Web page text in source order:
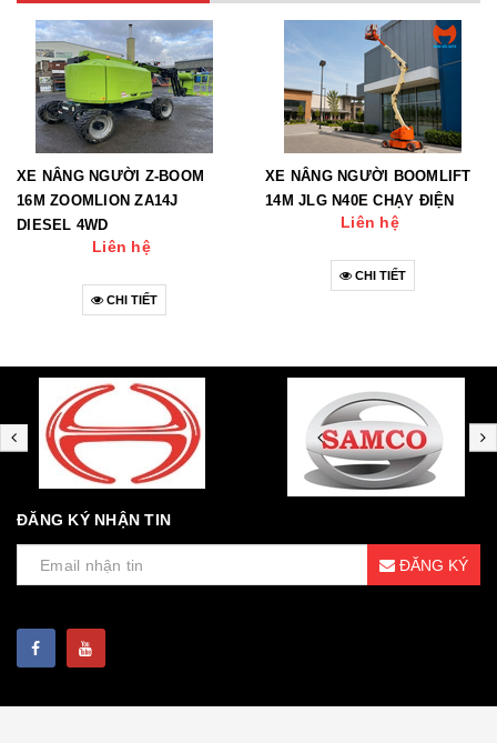
XE NÂNG NGƯỜI Z-BOOM
16M ZOOMLION ZA14J
DIESEL 4WD
Liên hệ
CHI TIẾT
XE NÂNG NGƯỜI BOOMLIFT
14M JLG N40E CHẠY ĐIỆN
Liên hệ
CHI TIẾT
ĐĂNG KÝ NHẬN TIN
ĐĂNG KÝ